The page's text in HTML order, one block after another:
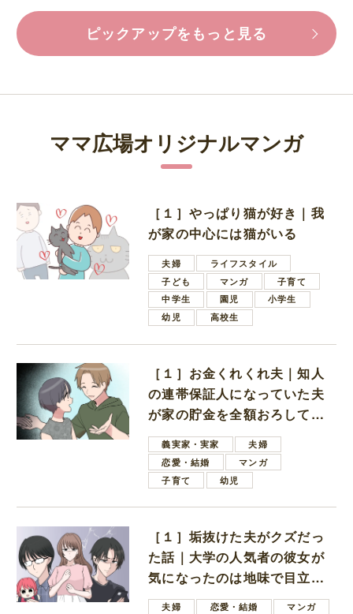
ピックアップをもっと見る
ママ広場オリジナルマンガ
［１］やっぱり猫が好き｜我
が家の中心には猫がいる
夫婦
ライフスタイル
子ども
マンガ
子育て
中学生
園児
小学生
幼児
高校生
［１］お金くれくれ夫｜知人
の連帯保証人になっていた夫
が家の貯金を全額おろしてほ
しいと言ってきた
義実家・実家
夫婦
恋愛・結婚
マンガ
子育て
幼児
［１］垢抜けた夫がクズだっ
た話｜大学の人気者の彼女が
気になったのは地味で目立た
ない男子学生
夫婦 恋愛・結婚
マンガ